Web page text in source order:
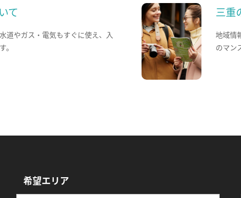
て
道やガス・電気もすぐに使え、入
。
三重
地域情
のマン
希望エリア